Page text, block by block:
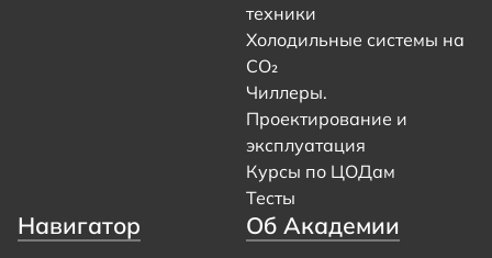
техники
Холодильные системы на
CO₂
Чиллеры.
Проектирование и
эксплуатация
Курсы по ЦОДам
Тесты
Навигатор Об Академии